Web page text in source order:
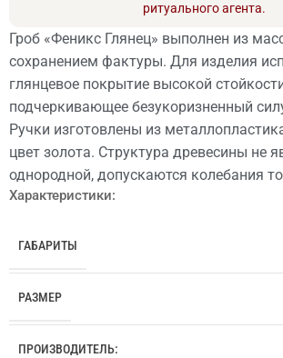
ритуального агента.
Гроб «Феникс Глянец» выполнен из
сохранением фактуры. Для изделия
глянцевое покрытие высокой
подчеркивающее безукоризненный
Ручки изготовлены из
цвет золота. Структура древесины не
однородной, допускаются колебания
Характеристики:
ГАБАРИТЫ
РАЗМЕР
ПРОИЗВОДИТЕЛЬ: